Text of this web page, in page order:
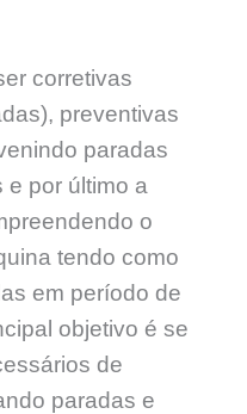
corretivas
preventivas
paradas
e por último a
o
tendo como
em período de
objetivo é se
de
paradas e